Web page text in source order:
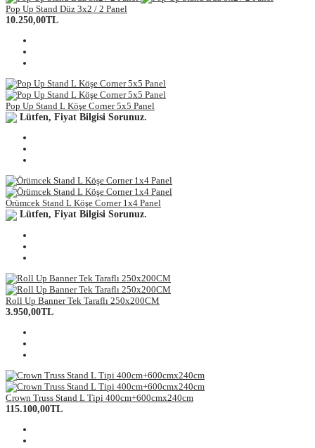
Pop Up Stand Düz 3x2 / 2 Panel
10.250,00TL
Pop Up Stand L Köşe Corner 5x5 Panel
Lütfen, Fiyat Bilgisi Sorunuz.
Örümcek Stand L Köşe Corner 1x4 Panel
Lütfen, Fiyat Bilgisi Sorunuz.
Roll Up Banner Tek Taraflı 250x200CM
3.950,00TL
Crown Truss Stand L Tipi 400cm+600cmx240cm
115.100,00TL